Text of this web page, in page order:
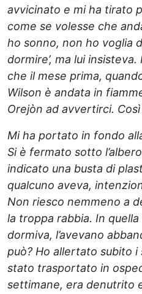
avvicinato e mi ha tirato
come se volesse che
ho sonno, non ho voglia
dormire’, ma lui
che il mese prima,
Wilson è andata in
Orejòn ad avvertirci. Così
Mi ha portato in fondo
Si è fermato sotto
indicato una busta di
qualcuno aveva,
Non riesco nemmeno a
la troppa rabbia. In quella
dormiva, l’avevano
può? Ho allertato subito
stato trasportato in
settimane, era denutrito